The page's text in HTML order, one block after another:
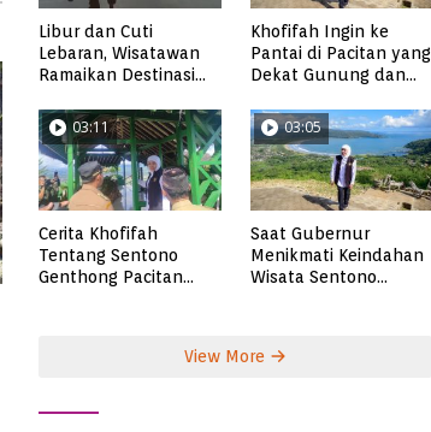
Libur dan Cuti
Lebaran, Wisatawan
Ramaikan Destinasi
Khofifah Ingin ke
Pantai di Pacitan yang
Dekat Gunung dan
Pangasan?
03:11
Cerita Khofifah
Tentang Sentono
Genthong Pacitan
03:05
Saat Gubernur
Menikmati Keindahan
Wisata Sentono
View More